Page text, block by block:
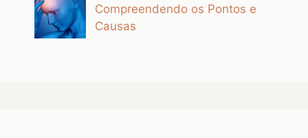
Compreendendo os Pontos e
Causas